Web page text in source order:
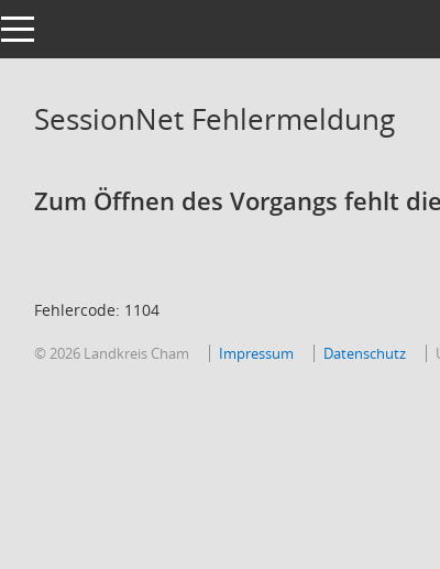
Toggle navigation
SessionNet Fehlermeldung
Zum Öffnen des Vorgangs fehlt
Fehlercode: 1104
© 2026 Landkreis Cham Impressum Datenschutz